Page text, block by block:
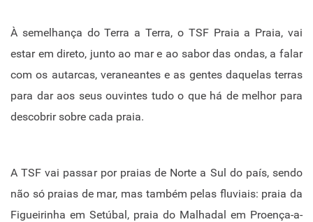
À semelhança do Terra a Terra, o TSF Praia a Praia, vai
estar em direto, junto ao mar e ao sabor das ondas, a falar
com os autarcas, veraneantes e as gentes daquelas terras
para dar aos seus ouvintes tudo o que há de melhor para
descobrir sobre cada praia.
A TSF vai passar por praias de Norte a Sul do país, sendo
não só praias de mar, mas também pelas fluviais: praia da
Figueirinha em Setúbal, praia do Malhadal em Proença-a-